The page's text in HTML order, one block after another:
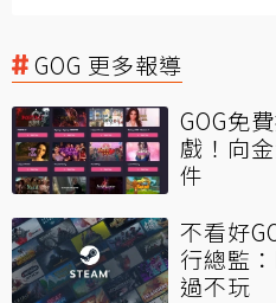
GOG 更多報導
GOG免
戲！向
件
不看好
行總監
過不玩